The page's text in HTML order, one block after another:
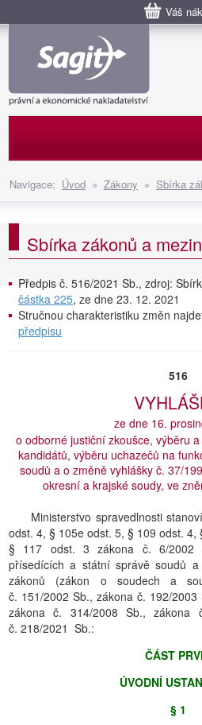
Váš
Navigace: Úvod » Zákony » Sbírka
Sbírka zákonů a
Předpis č. 516/2021 Sb., zdroj:
částka 225, ze dne 23. 12. 2021
Stručnou charakteristiku změn
předpisu
516
ze dne 16.
o odborné justiční zkoušce, výběru
kandidátů, výběru uchazečů na
soudů a o změně vyhlášky č. 37/
okresní a krajské soudy, ve
Ministerstvo spravedlnosti
odst. 4, § 105e odst. 5, § 109 odst.
§ 117 odst. 3 zákona č. 6/2002
přísedících a státní správě soudů
zákonů (zákon o soudech a
č. 151/2002 Sb., zákona č. 192/
zákona č. 314/2008 Sb., zákona
č. 218/2021 Sb.:
ČÁST
ÚVODNÍ
§ 1